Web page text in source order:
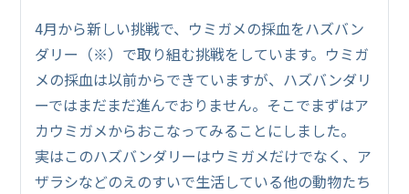
4月から新しい挑戦で、ウミガメの採血をハズバン
ダリー（※）で取り組む挑戦をしています。ウミガ
メの採血は以前からできていますが、ハズバンダリ
ーではまだまだ進んでおりません。そこでまずはア
カウミガメからおこなってみることにしました。
実はこのハズバンダリーはウミガメだけでなく、ア
ザラシなどのえのすいで生活している他の動物たち